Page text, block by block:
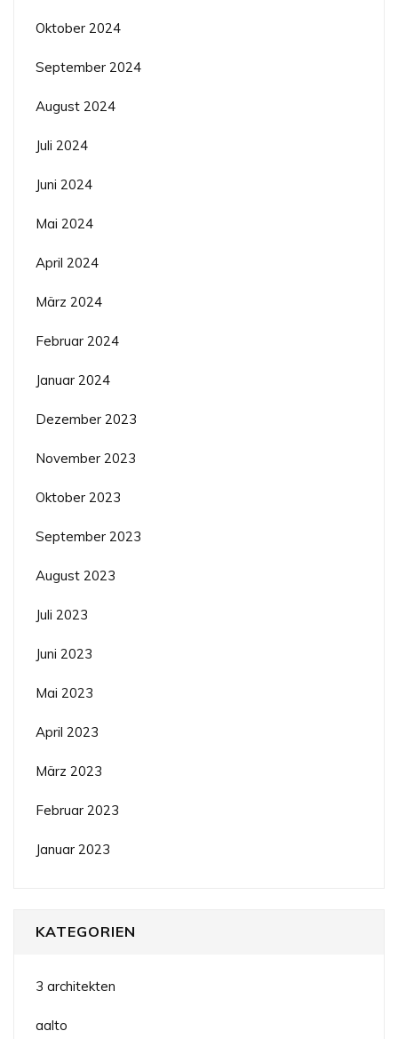
Oktober 2024
September 2024
August 2024
Juli 2024
Juni 2024
Mai 2024
April 2024
März 2024
Februar 2024
Januar 2024
Dezember 2023
November 2023
Oktober 2023
September 2023
August 2023
Juli 2023
Juni 2023
Mai 2023
April 2023
März 2023
Februar 2023
Januar 2023
KATEGORIEN
3 architekten
aalto